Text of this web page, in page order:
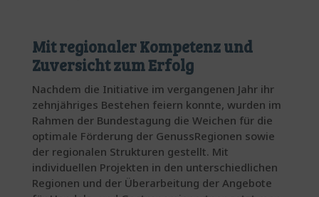
Mit regionaler Kompetenz und
Zuversicht zum Erfolg
Nachdem die Initiative im vergangenen Jahr ihr
zehnjähriges Bestehen feiern konnte, wurden im
Rahmen der Bundestagung die Weichen für die
optimale Förderung der GenussRegionen sowie
der regionalen Strukturen gestellt. Mit
individuellen Projekten in den unterschiedlichen
Regionen und der Überarbeitung der Angebote